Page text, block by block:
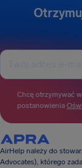
Chcę otrzymywać
postanowienia
AirHelp należy do
Advocates), którego